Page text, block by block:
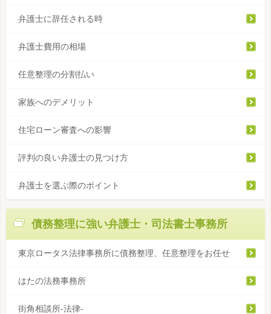
弁護士に辞任される時
弁護士費用の相場
任意整理の分割払い
家族へのデメリット
住宅ローン審査への影響
評判の良い弁護士の見つけ方
弁護士を選ぶ際のポイント
債務整理に強い弁護士・司法書士事務所
東京ロータス法律事務所に債務整理、任意整理をお任せ
はたの法務事務所
街角相談所-法律-